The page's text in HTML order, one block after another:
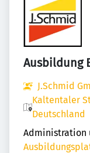
Ausbildung
J.Schmid
Kaltentaler
Deutschland
Administration